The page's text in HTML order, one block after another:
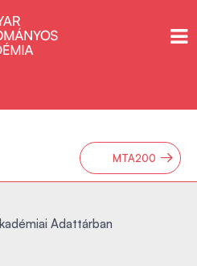
MTA200 →
Adattárban